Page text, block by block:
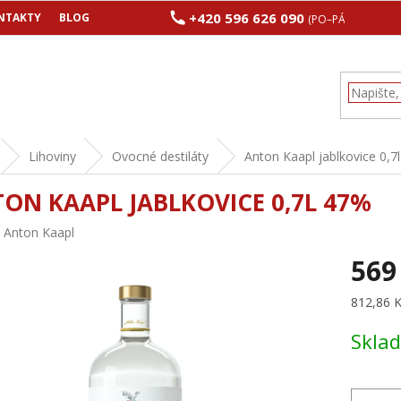
BLOG +420 596 626 090 (PO–PÁ 8:00–17:00)
Lihoviny Ovocné destiláty Anton Kaapl jablkovice
KAAPL JABLKOVICE 0,7L 47%
Anton Kaapl
Měrná
812,86